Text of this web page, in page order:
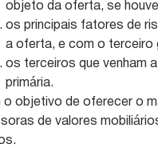
objeto da oferta, se
os principais fatores de
a oferta, e com o terceiro
os terceiros que venham
primária.
o objetivo de oferecer o
de valores